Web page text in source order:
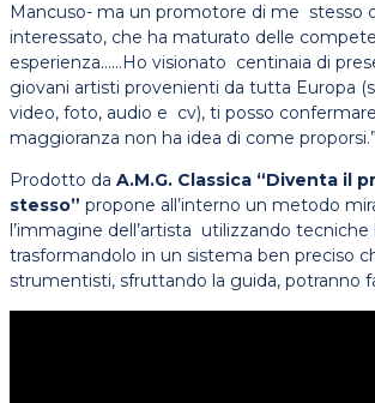
Mancuso- ma un promotore di me stesso
interessato, che ha maturato delle
esperienza……Ho visionato centinaia di
giovani artisti provenienti da tutta Europa
video, foto, audio e cv), ti posso
maggioranza non ha idea di come proporsi.”
Prodotto da A.M.G. Classica “Diventa il
stesso” propone all’interno un metodo
l’immagine dell’artista utilizzando tecniche
trasformandolo in un sistema ben preciso
strumentisti, sfruttando la guida, potranno